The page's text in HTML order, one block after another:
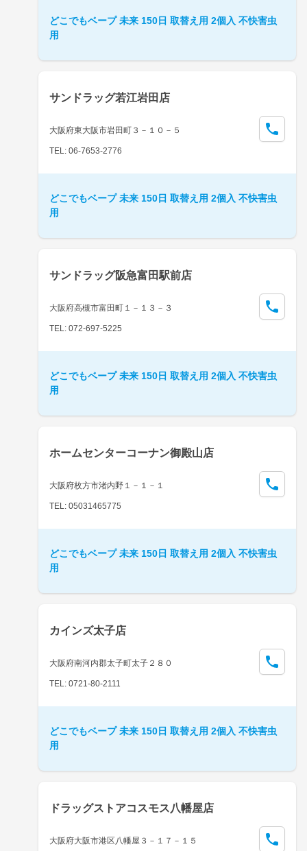
どこでもベープ 未来 150日 取替え用 2個入 不快害虫
用
サンドラッグ若江岩田店
大阪府東大阪市岩田町３－１０－５
TEL: 06-7653-2776
どこでもベープ 未来 150日 取替え用 2個入 不快害虫
用
サンドラッグ阪急富田駅前店
大阪府高槻市富田町１－１３－３
TEL: 072-697-5225
どこでもベープ 未来 150日 取替え用 2個入 不快害虫
用
ホームセンターコーナン御殿山店
大阪府枚方市渚内野１－１－１
TEL: 05031465775
どこでもベープ 未来 150日 取替え用 2個入 不快害虫
用
カインズ太子店
大阪府南河内郡太子町太子２８０
TEL: 0721-80-2111
どこでもベープ 未来 150日 取替え用 2個入 不快害虫
用
ドラッグストアコスモス八幡屋店
大阪府大阪市港区八幡屋３－１７－１５